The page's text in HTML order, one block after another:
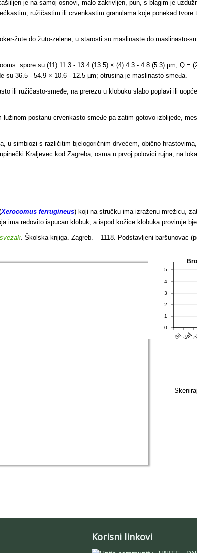
je na samoj osnovi, malo zakrivljen, pun, s blagim je
ružičastim ili crvenkastim granulama koje ponekad
žute do žuto-zelene, u starosti su maslinaste do maslinasto-
spore su (11) 11.3 - 13.4 (13.5) × (4) 4.3 - 4.8 (5.3) µm, Q
su 36.5 - 54.9 × 10.6 - 12.5 µm; otrusina je maslinasto-smeđa.
ili ružičasto-smeđe, na prerezu u klobuku slabo poplavi ili
postanu crvenkasto-smeđe pa zatim gotovo izblijede,
u simbiozi s različitim bjelogoričnim drvećem, obično
Kraljevec kod Zagreba, osma u prvoj polovici rujna, na
Xerocomus ferrugineus) koji na stručku ima izraženu mrežicu,
ima redovito ispucan klobuk, a ispod kožice klobuka proviruje
. Školska knjiga. Zagreb. – 1118. Podstavljeni baršunovac
0
1
2
3
4
5
Sij Velj
Korisni linkovi